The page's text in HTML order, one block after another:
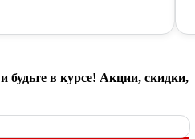
и будьте в курсе! Акции, скидки,